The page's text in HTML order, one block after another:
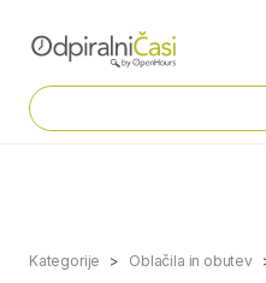
Kategorije Oblačila in obutev